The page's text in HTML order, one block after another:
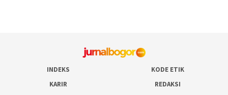
INDEKS
KODE ETIK
KARIR
REDAKSI